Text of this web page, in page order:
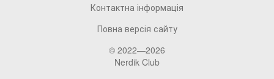
Контактна інформація
Повна версія сайту
© 2022—2026
Nerdik Club